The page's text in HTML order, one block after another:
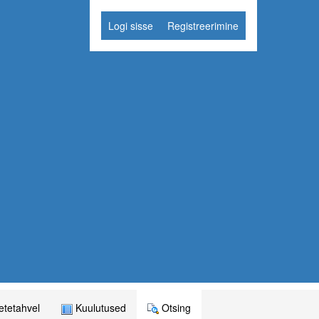
Logi sisse Registreerimine
Kuulutused Otsing